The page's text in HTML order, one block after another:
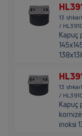
13
/
Kapuç
13
/
Kapuç
inoksi